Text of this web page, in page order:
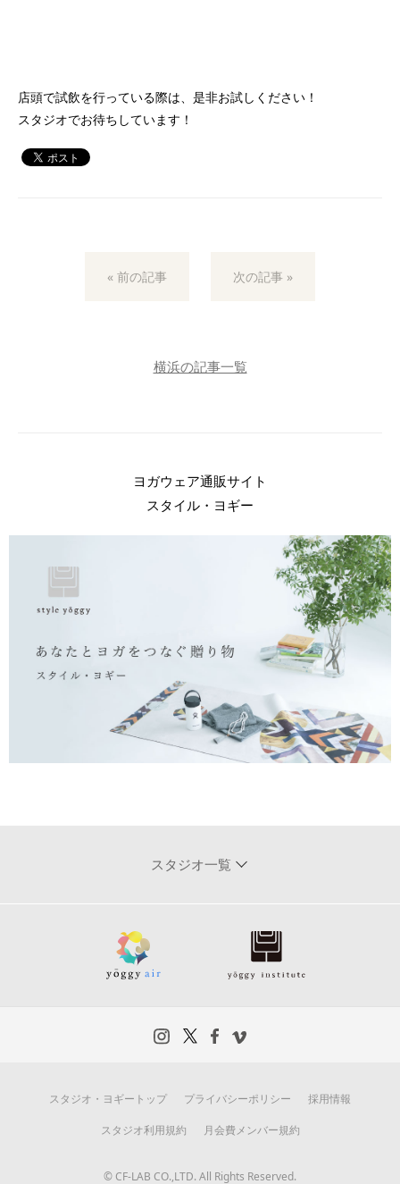
店頭で試飲を行っている際は、是非お試しください！
スタジオでお待ちしています！
« 前の記事 次の記事 »
横浜の記事一覧
ヨガウェア通販サイト
スタイル・ヨギー
スタジオ一覧
スタジオ・ヨギートップ プライバシーポリシー 採用情報
スタジオ利用規約 月会費メンバー規約
© CF-LAB CO.,LTD. All Rights Reserved.